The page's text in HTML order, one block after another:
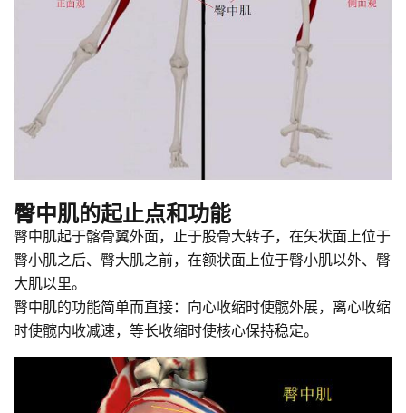
臀中肌的起止点和功能
臀中肌起于髂骨翼外面，止于股骨大转子，在矢状面上位于
臀小肌之后、臀大肌之前，在额状面上位于臀小肌以外、臀
大肌以里。
臀中肌的功能简单而直接：向心收缩时使髋外展，离心收缩
时使髋内收减速，等长收缩时使核心保持稳定。